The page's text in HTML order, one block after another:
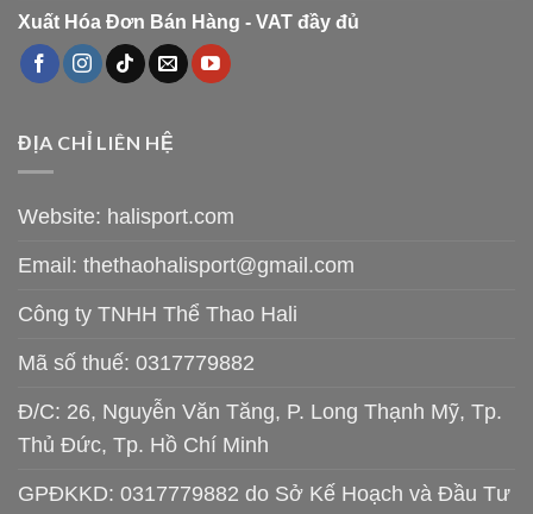
Xuất Hóa Đơn Bán Hàng - VAT đầy đủ
ĐỊA CHỈ LIÊN HỆ
Website: halisport.com
Email: thethaohalisport@gmail.com
Công ty TNHH Thể Thao Hali
Mã số thuế: 0317779882
Đ/C: 26, Nguyễn Văn Tăng, P. Long Thạnh Mỹ, Tp.
Thủ Đức, Tp. Hồ Chí Minh
GPĐKKD: 0317779882 do Sở Kế Hoạch và Đầu Tư